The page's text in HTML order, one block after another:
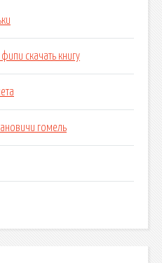
скачать книгу
гомель